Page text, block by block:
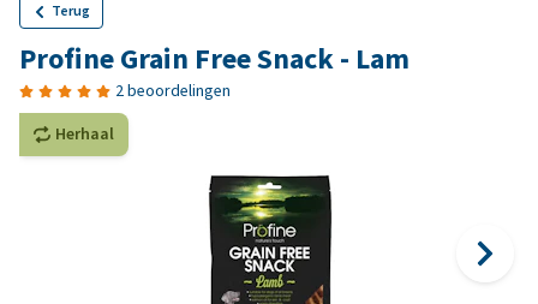
Terug
Profine Grain Free Snack - Lam
2 beoordelingen
Herhaal